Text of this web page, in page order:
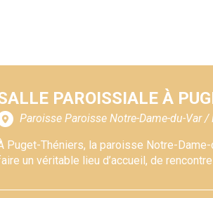
PAROISSIALE À
Paroisse Paroisse Notre-Dame-du-Var
Puget-Théniers, la paroisse Notre-
un véritable lieu d’accueil, de